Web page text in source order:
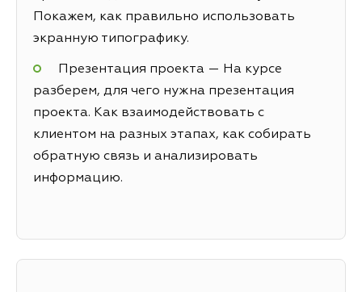
Покажем, как правильно использовать
экранную типографику.
Презентация проекта — На курсе
разберем, для чего нужна презентация
проекта. Как взаимодействовать с
клиентом на разных этапах, как собирать
обратную связь и анализировать
информацию.